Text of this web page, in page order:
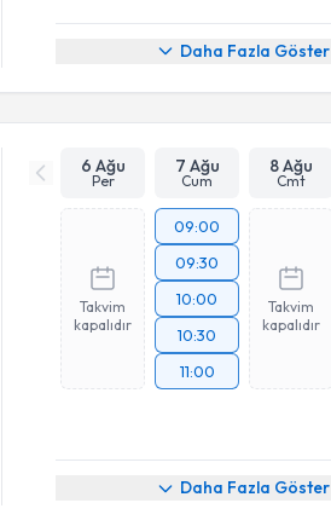
Daha Fazla Göster
6 Ağu
Per
7 Ağu
Cum
8 Ağu
Cmt
Takvim
kapalıdır
09:00
09:30
10:00
10:30
11:00
Takvim
kapalıdır
Daha Fazla Göster